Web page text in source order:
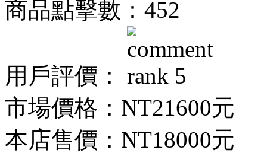
商品點擊數：452
用戶評價：
市場價格： NT21600元
本店售價： NT18000元